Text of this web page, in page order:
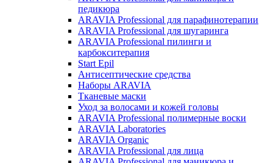
педикюра
ARAVIA Professional для парафинотерапии
ARAVIA Professional для шугаринга
ARAVIA Professional пилинги и
карбокситерапия
Start Epil
Антисептические средства
Наборы ARAVIA
Тканевые маски
Уход за волосами и кожей головы
ARAVIA Professional полимерные воски
ARAVIA Laboratories
ARAVIA Organic
ARAVIA Professional для лица